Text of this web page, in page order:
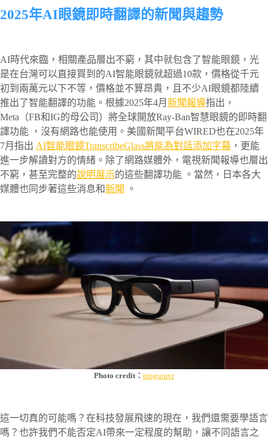
2025年AI眼鏡即時翻譯的新聞與趨勢
AI時代來臨，相關產品層出不窮，其中就包含了智能眼鏡，光
是在台灣可以直接買到的AI智能眼鏡就超過10款，價格從千元
初到兩萬元以下不等，價格並不算昂貴，且不少AI眼鏡都陸續
推出了智能翻譯的功能。根據2025年4月 新聞報導指出，
Meta（FB和IG的母公司）將全球開放Ray-Ban智慧眼鏡的即時翻
譯功能 ，沒有網路也能使用。美國新聞平台WIRED也在2025年
7月指出 AI智能眼鏡TranscribeGlass將能為對話添加字幕 ，更能
進一步解讀對方的情緒。除了網路媒體外，電視新聞報導也層出
不窮，甚至完整的說明展示的這些翻譯功能 。當然，日本各大
媒體也同步著這些消息和新聞 。
Photo credit： moguravr
這一切真的可能嗎？在科技發展飛速的現在，我們還需要學語言
嗎？也許我們不能否定AI帶來一定程度的幫助，讓不同語言之